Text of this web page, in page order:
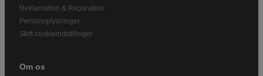
Reklamation & Reparation
Personoplysninger
Skift cookieindstillinger
Om os